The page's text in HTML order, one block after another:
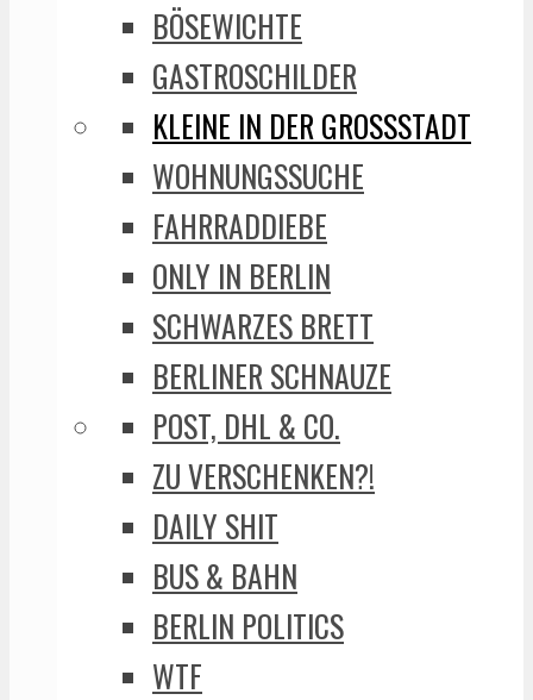
BÖSEWICHTE
GASTROSCHILDER
KLEINE IN DER GROSSSTADT
WOHNUNGSSUCHE
FAHRRADDIEBE
ONLY IN BERLIN
SCHWARZES BRETT
BERLINER SCHNAUZE
POST, DHL & CO.
ZU VERSCHENKEN?!
DAILY SHIT
BUS & BAHN
BERLIN POLITICS
WTF